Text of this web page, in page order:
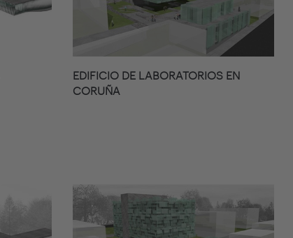
EDIFICIO DE LABORATORIOS EN
CORUÑA